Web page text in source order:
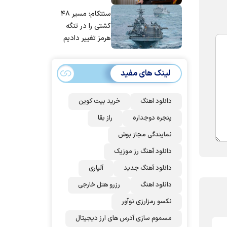
مردم ایران استسنتکام: مسیر ۴۸
کشتی را در تنگه
هرمز تغییر دادیم
لینک های مفید
دانلود اهنگ
خرید بیت کوین
پنجره دوجداره
راز بقا
نمایندگی مجاز بوش
دانلود آهنگ رز‌ موزیک
دانلود آهنگ جدید
آلپاری
دانلود اهنگ
رزرو هتل خارجی
نکسو رمزارزی نوآور
مسموم سازی آدرس های ارز دیجیتال